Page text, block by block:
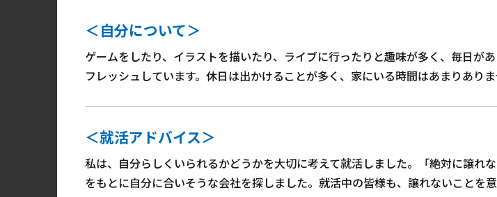
＜自分について＞
ゲームをしたり、イラストを描いたり、ライブに行ったりと趣味が多く、毎日が
フレッシュしています。休日は出かけることが多く、家にいる時間はあまりあり
＜就活アドバイス＞
私は、自分らしくいられるかどうかを大切に考えて就活しました。「絶対に譲れ
をもとに自分に合いそうな会社を探しました。就活中の皆様も、譲れないことを